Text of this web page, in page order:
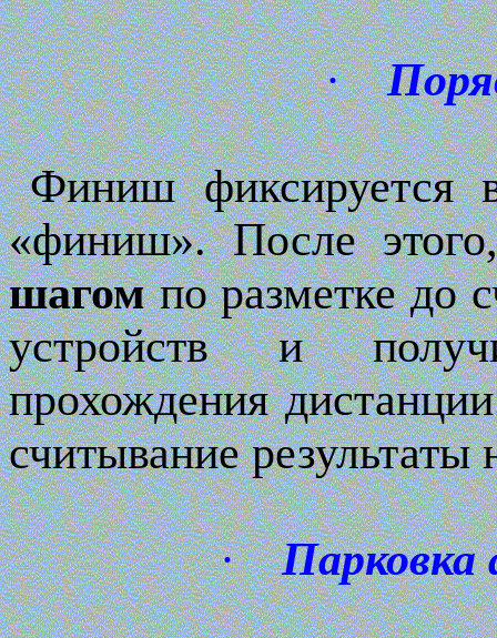
·
Финиш
«финиш». После
шагомпо разметке до
устройств и
прохождения
считывание результаты
·